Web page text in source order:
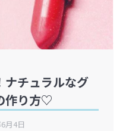
ナチュラルなグ
作り方♡
月4日